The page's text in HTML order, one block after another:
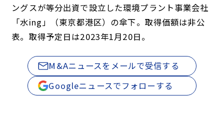
ングスが等分出資で設立した環境プラント事業会社
「水ing」（東京都港区）の傘下。取得価額は非公
表。取得予定日は2023年1月20日。
M&Aニュースをメールで受信する
Googleニュースでフォローする